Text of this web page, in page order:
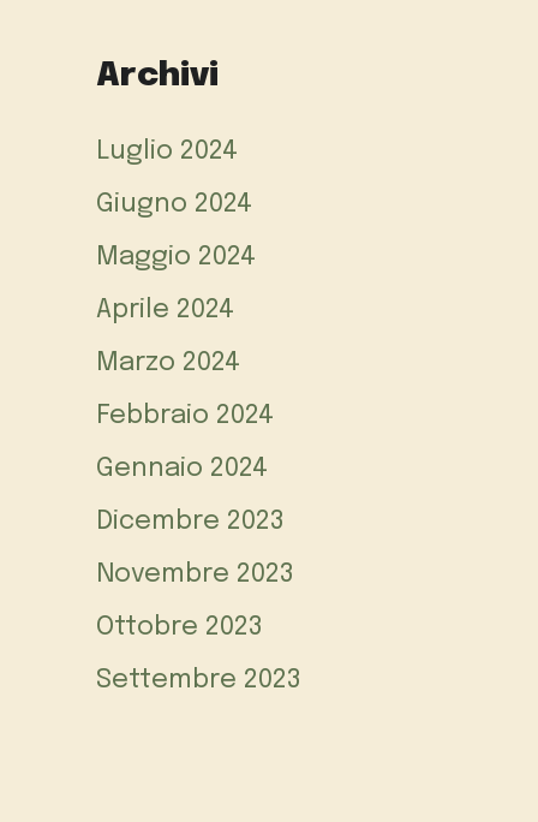
Archivi
Luglio 2024
Giugno 2024
Maggio 2024
Aprile 2024
Marzo 2024
Febbraio 2024
Gennaio 2024
Dicembre 2023
Novembre 2023
Ottobre 2023
Settembre 2023